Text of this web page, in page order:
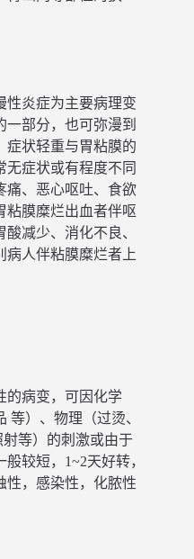
性炎症为主要病理变
部分，也可弥漫到
症状轻重与胃粘膜的
无症状或有程度不同
痛、恶心呕吐、食欲
粘膜糜烂出血者伴呕
减少、消化不良、
病人伴粘膜糜烂者上
的病变，可因化学
等）、物理（过烫、
等）的刺激或由于
较短，1~2天好转，
性，感染性，化脓性